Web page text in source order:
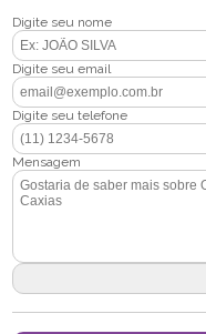
Digite seu nome
Digite seu email
Digite seu telefone
Mensagem